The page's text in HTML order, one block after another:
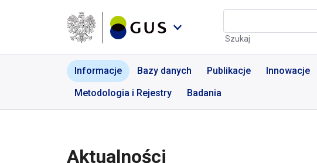
Aktualności | GUS - Portal
Szukaj
Informacje Bazy danych Publikacje Innowacje
Metodologia i Rejestry
Badania
Aktualności